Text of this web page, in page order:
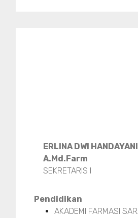
ERLINA DWI
A.Md.Farm
SEKRETARIS I
Pendidikan
AKADEMI FARMASI